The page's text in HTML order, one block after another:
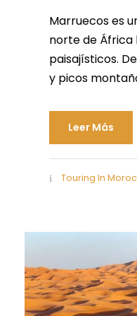
Marruecos es
norte de
paisajísticos.
y picos
Leer Más
Touring In